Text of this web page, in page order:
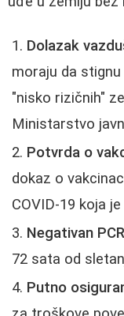
Dolazak
moraju da
"nisko rizičnih"
Ministarstvo
Potvrda o
dokaz o
COVID-19 koja
Negativan
72 sata od
Putno